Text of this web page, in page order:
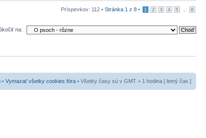
Príspevkov: 112 • Stránka 1 z 8 • 1 2 3 4 5 8
na:
• Vymazať všetky cookies fóra • Všetky časy sú v GMT + 1 hodina [ letný čas ]